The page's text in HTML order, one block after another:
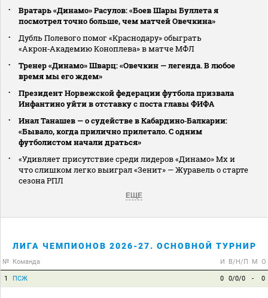
Вратарь «Динамо» Расулов: «Боев Шары Буллета я
посмотрел точно больше, чем матчей Овечкина»
Дубль Полевого помог «Краснодару» обыграть
«Акрон‑Академию Коноплева» в матче МФЛ
Тренер «Динамо» Шварц: «Овечкин — легенда. В любое
время мы его ждем»
Президент Норвежской федерации футбола призвала
Инфантино уйти в отставку с поста главы ФИФА
Инал Танашев — о судействе в Кабардино‑Балкарии:
«Бывало, когда прилично прилетало. С одним
футболистом начали драться»
«Удивляет присутствие среди лидеров «Динамо» Мх и
что слишком легко выиграл «Зенит» — Журавель о старте
сезона РПЛ
ЕЩЕ
ЛИГА ЧЕМПИОНОВ 2026-27. ОСНОВНОЙ ТУРНИР
№ Команда И В/Н/П М О
1 ПСЖ 0 0/0/0 - 0